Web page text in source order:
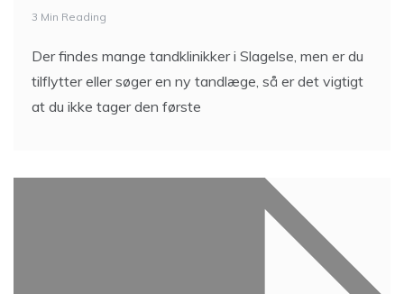
3 Min Reading
Der findes mange tandklinikker i Slagelse, men er du
tilflytter eller søger en ny tandlæge, så er det vigtigt
at du ikke tager den første